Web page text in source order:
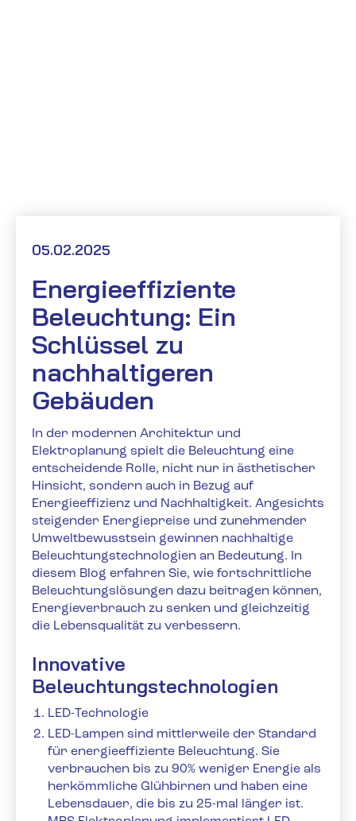
05.02.2025
Energieeffiziente
Beleuchtung: Ein
Schlüssel zu
nachhaltigeren
Gebäuden
In der modernen Architektur und
Elektroplanung spielt die Beleuchtung eine
entscheidende Rolle, nicht nur in ästhetischer
Hinsicht, sondern auch in Bezug auf
Energieeffizienz und Nachhaltigkeit. Angesichts
steigender Energiepreise und zunehmender
Umweltbewusstsein gewinnen nachhaltige
Beleuchtungstechnologien an Bedeutung. In
diesem Blog erfahren Sie, wie fortschrittliche
Beleuchtungslösungen dazu beitragen können,
Energieverbrauch zu senken und gleichzeitig
die Lebensqualität zu verbessern.
Innovative
Beleuchtungstechnologien
LED-Technologie
LED-Lampen sind mittlerweile der Standard
für energieeffiziente Beleuchtung. Sie
verbrauchen bis zu 90% weniger Energie als
herkömmliche Glühbirnen und haben eine
Lebensdauer, die bis zu 25-mal länger ist.